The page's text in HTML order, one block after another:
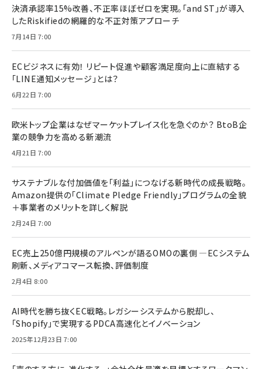
決済承認率15%改善、不正率ほぼゼロを実現。「and ST」が導入
したRiskifiedの網羅的な不正対策アプローチ
7月14日 7:00
ECビジネスに有効！ リピート促進や顧客満足度向上に直結する
「LINE通知メッセージ」とは？
6月22日 7:00
欧米トップ企業はなぜマーケットプレイス化を急ぐのか？ BtoB企
業の競争力を高める新潮流
4月21日 7:00
サステナブルな付加価値を「利益」につなげる新時代の成長戦略。
Amazon提供の「Climate Pledge Friendly」プログラムの全貌
＋事業者のメリットを詳しく解説
2月24日 7:00
EC売上250億円規模のアルペンが語るOMOの裏側 ―ECシステム
刷新、メディアコマース転換、評価制度
2月4日 8:00
AI時代を勝ち抜くEC戦略。レガシーシステムから脱却し、
「Shopify」で実現するPDCA高速化とイノベーション
2025年12月23日 7:00